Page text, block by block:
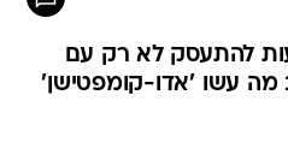
להתעסק לא רק עם
מה עשו 'אדו-קומפטישן'